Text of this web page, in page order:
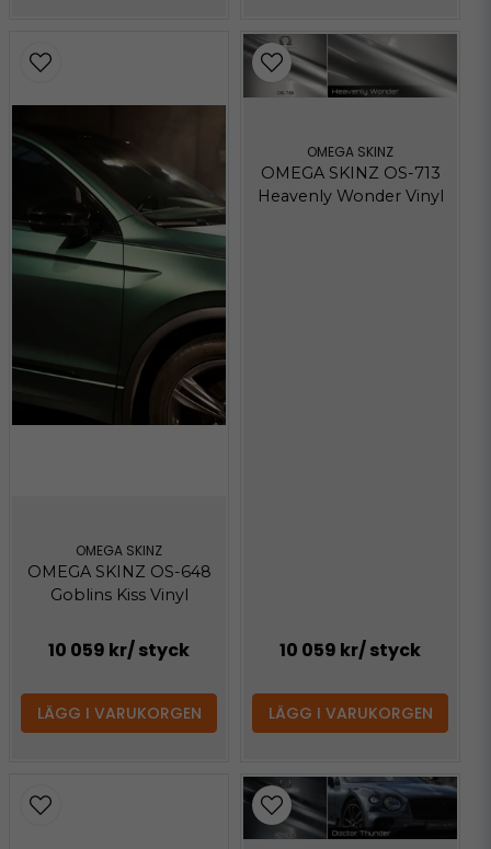
OMEGA SKINZ
OMEGA SKINZ OS-648
Goblins Kiss Vinyl
10 059 kr/ styck
LÄGG I VARUKORGEN
OMEGA SKINZ
OMEGA SKINZ OS-713
Heavenly Wonder Vinyl
10 059 kr/ styck
LÄGG I VARUKORGEN